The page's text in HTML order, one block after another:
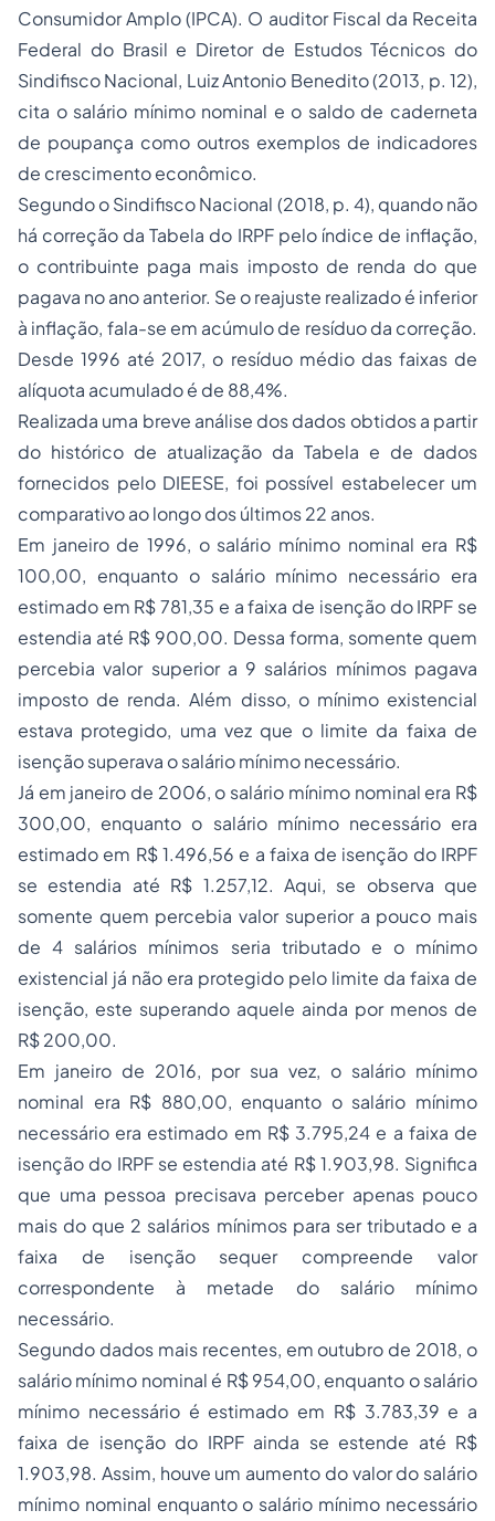
Consumidor Amplo (IPCA). O auditor Fiscal da Receita
Federal do Brasil e Diretor de Estudos Técnicos do
Sindifisco Nacional, Luiz Antonio Benedito (2013, p. 12),
cita o salário mínimo nominal e o saldo de caderneta
de poupança como outros exemplos de indicadores
de crescimento econômico.
Segundo o Sindifisco Nacional (2018, p. 4), quando não
há correção da Tabela do IRPF pelo índice de inflação,
o contribuinte paga mais imposto de renda do que
pagava no ano anterior. Se o reajuste realizado é inferior
à inflação, fala-se em acúmulo de resíduo da correção.
Desde 1996 até 2017, o resíduo médio das faixas de
alíquota acumulado é de 88,4%.
Realizada uma breve análise dos dados obtidos a partir
do histórico de atualização da Tabela e de dados
fornecidos pelo DIEESE, foi possível estabelecer um
comparativo ao longo dos últimos 22 anos.
Em janeiro de 1996, o salário mínimo nominal era R$
100,00, enquanto o salário mínimo necessário era
estimado em R$ 781,35 e a faixa de isenção do IRPF se
estendia até R$ 900,00. Dessa forma, somente quem
percebia valor superior a 9 salários mínimos pagava
imposto de renda. Além disso, o mínimo existencial
estava protegido, uma vez que o limite da faixa de
isenção superava o salário mínimo necessário.
Já em janeiro de 2006, o salário mínimo nominal era R$
300,00, enquanto o salário mínimo necessário era
estimado em R$ 1.496,56 e a faixa de isenção do IRPF
se estendia até R$ 1.257,12. Aqui, se observa que
somente quem percebia valor superior a pouco mais
de 4 salários mínimos seria tributado e o mínimo
existencial já não era protegido pelo limite da faixa de
isenção, este superando aquele ainda por menos de
R$ 200,00.
Em janeiro de 2016, por sua vez, o salário mínimo
nominal era R$ 880,00, enquanto o salário mínimo
necessário era estimado em R$ 3.795,24 e a faixa de
isenção do IRPF se estendia até R$ 1.903,98. Significa
que uma pessoa precisava perceber apenas pouco
mais do que 2 salários mínimos para ser tributado e a
faixa de isenção sequer compreende valor
correspondente à metade do salário mínimo
necessário.
Segundo dados mais recentes, em outubro de 2018, o
salário mínimo nominal é R$ 954,00, enquanto o salário
mínimo necessário é estimado em R$ 3.783,39 e a
faixa de isenção do IRPF ainda se estende até R$
1.903,98. Assim, houve um aumento do valor do salário
mínimo nominal enquanto o salário mínimo necessário